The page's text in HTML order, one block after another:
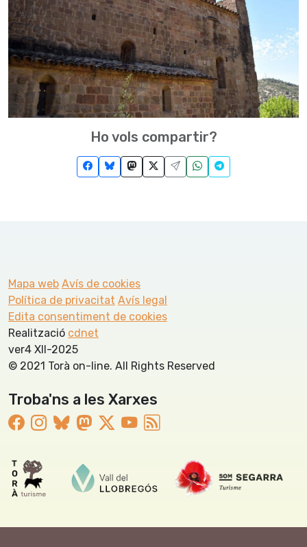
Ho vols compartir?
Mapa web Avís de cookies
Política de privacitat Avís legal
Edita consentiment de cookies
Realització cdnet
ver4 XII-2025
© 2021 Torà on-line. All Rights Reserved
Troba'ns a les Xarxes